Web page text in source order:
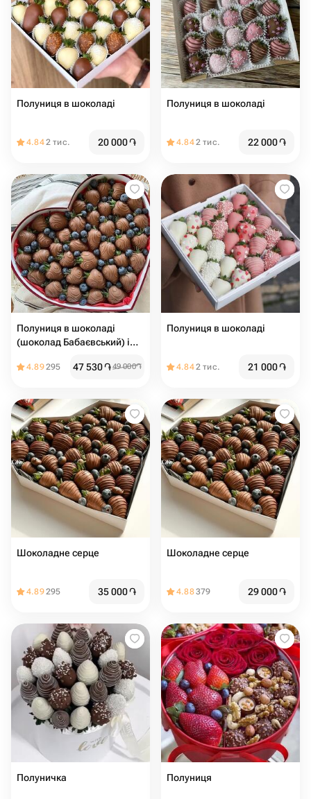
Полуниця в шоколаді
4.842 тис. 20 000֏
Полуниця в шоколаді
4.842 тис. 22 000֏
Полуниця в шоколаді
(шоколад Бабаєвський) і
форма серця
4.89295 47 530֏49 000֏
Полуниця в шоколаді
4.842 тис. 21 000֏
Шоколадне серце
4.89295 35 000֏
Шоколадне серце
4.88379 29 000֏
Полуничка Полуниця